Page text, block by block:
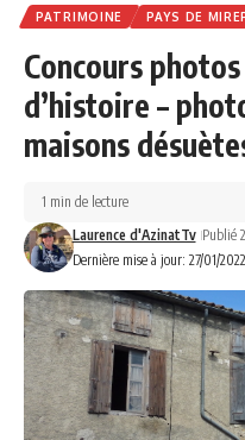
PATRIMOINE PAYS DE
Concours
d’histoire –
maisons
Dernière mise à jour: 27/01/
Laurence d'AzinatTv Publié
1 min de lecture